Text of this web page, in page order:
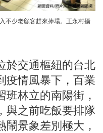
不少老顧客趕來捧場。王永村攝
於交通樞紐的台北
疫情風暴下，百業
林立的南陽街，
與之前吃飯要排隊
鬧景象差別極大，